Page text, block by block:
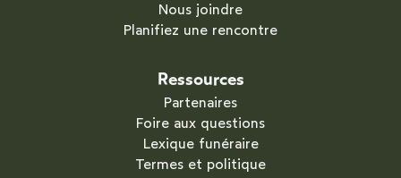
Nous joindre
Planifiez une rencontre
Ressources
Partenaires
Foire aux questions
Lexique funéraire
Termes et politique